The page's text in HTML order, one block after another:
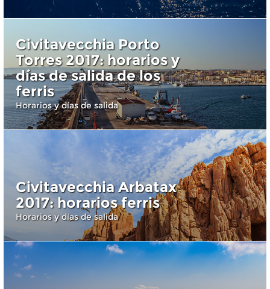
Civitavecchia Porto
Torres 2017: horarios y
días de salida de los
ferris
Horarios y días de salida
Civitavecchia Arbatax
2017: horarios ferris
Horarios y días de salida